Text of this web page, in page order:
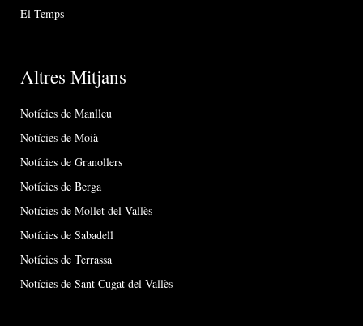
El Temps
Altres Mitjans
Notícies de Manlleu
Notícies de Moià
Notícies de Granollers
Notícies de Berga
Notícies de Mollet del Vallès
Notícies de Sabadell
Notícies de Terrassa
Notícies de Sant Cugat del Vallès